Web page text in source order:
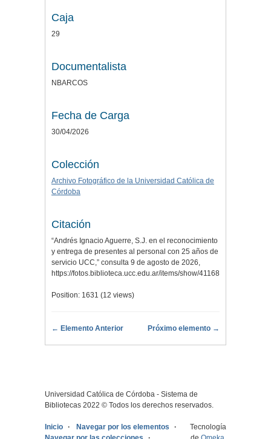
Caja
29
Documentalista
NBARCOS
Fecha de Carga
30/04/2026
Colección
Archivo Fotográfico de la Universidad Católica de
Córdoba
Citación
“Andrés Ignacio Aguerre, S.J. en el reconocimiento
y entrega de presentes al personal con 25 años de
servicio UCC,” consulta 9 de agosto de 2026,
https://fotos.biblioteca.ucc.edu.ar/items/show/41168
Position: 1631 (12 views)
← Elemento Anterior Próximo elemento →
Universidad Católica de Córdoba - Sistema de
Bibliotecas 2022 © Todos los derechos reservados.
Inicio
Navegar por los elementos
Tecnología